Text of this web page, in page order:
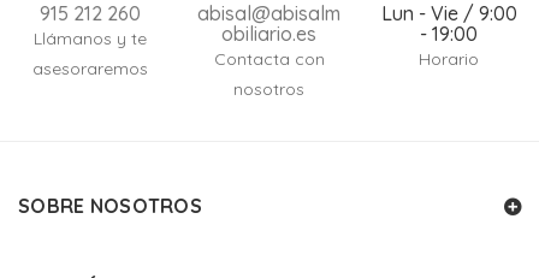
915 212 260
Llámanos y te
asesoraremos
abisal@abisalm
obiliario.es
Contacta con
nosotros
Lun - Vie / 9:00
- 19:00
Horario
SOBRE NOSOTROS